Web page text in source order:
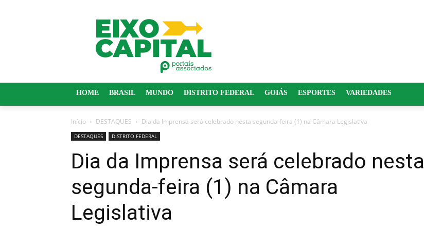
HOME BRASIL MUNDO DISTRITO FEDERAL GOIÁS ESPORTES VARIEDADES
Início DESTAQUES Dia da Imprensa será celebrado nesta segunda-feira (1) na Câmara Legislativa
DESTAQUES DISTRITO FEDERAL
Dia da Imprensa será celebrado nesta
segunda-feira (1) na Câmara
Legislativa